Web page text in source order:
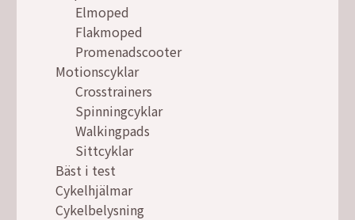
Elmoped
Flakmoped
Promenadscooter
Motionscyklar
Crosstrainers
Spinningcyklar
Walkingpads
Sittcyklar
Bäst i test
Cykelhjälmar
Cykelbelysning